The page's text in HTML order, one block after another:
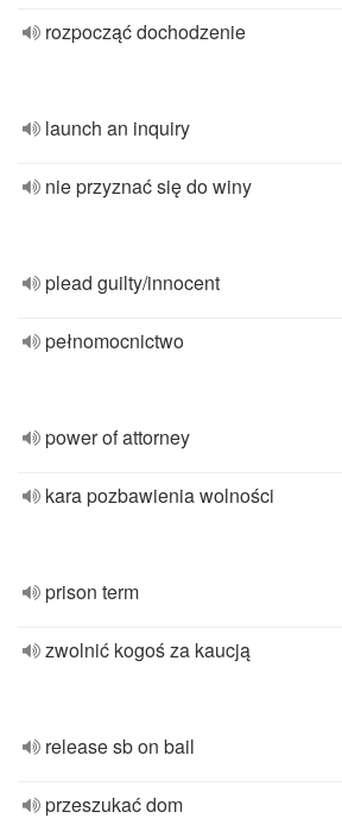
rozpocząć dochodzenie
launch an inquiry
nie przyznać się do winy
plead guilty/innocent
pełnomocnictwo
power of attorney
kara pozbawienia wolności
prison term
zwolnić kogoś za kaucją
release sb on bail
przeszukać dom